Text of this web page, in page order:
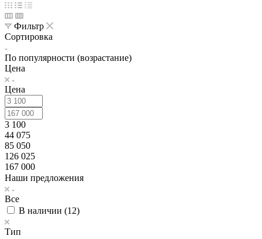
Фильтр
Сортировка
По популярности (возрастание)
Цена
Цена
3 100
44 075
85 050
126 025
167 000
Наши предложения
Все
В наличии (12)
Тип